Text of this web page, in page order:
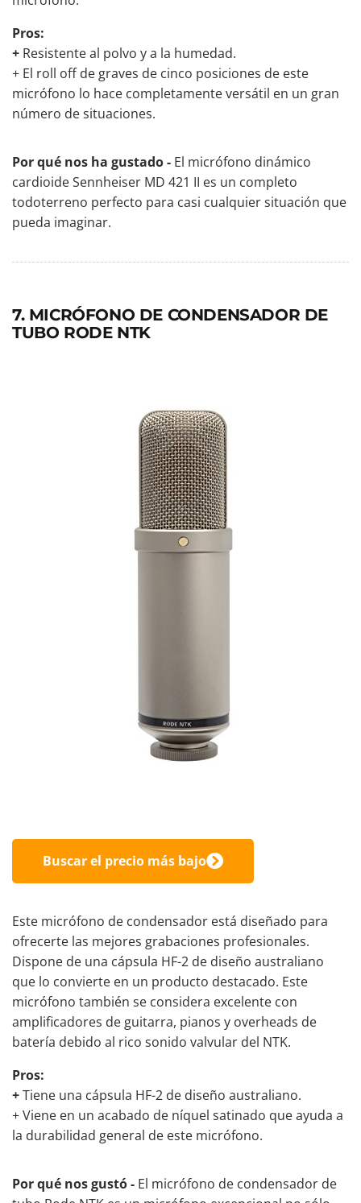
Pros:
+ Resistente al polvo y a la humedad.
+ El roll off de graves de cinco posiciones de este
micrófono lo hace completamente versátil en un gran
número de situaciones.
Por qué nos ha gustado - El micrófono dinámico
cardioide Sennheiser MD 421 II es un completo
todoterreno perfecto para casi cualquier situación que
pueda imaginar.
7. MICRÓFONO DE CONDENSADOR DE
TUBO RODE NTK
Buscar el precio más bajo
Este micrófono de condensador está diseñado para
ofrecerte las mejores grabaciones profesionales.
Dispone de una cápsula HF-2 de diseño australiano
que lo convierte en un producto destacado. Este
micrófono también se considera excelente con
amplificadores de guitarra, pianos y overheads de
batería debido al rico sonido valvular del NTK.
Pros:
+Tiene una cápsula HF-2 de diseño australiano.
+ Viene en un acabado de níquel satinado que ayuda a
la durabilidad general de este micrófono.
Por qué nos gustó - El micrófono de condensador de